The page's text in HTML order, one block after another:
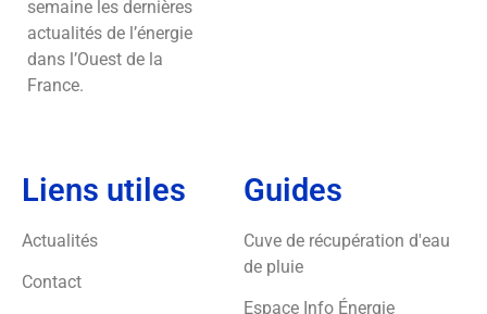
semaine les dernières
actualités de l’énergie
dans l’Ouest de la
France.
Liens utiles
Actualités
Contact
Guides
Cuve de récupération d'eau
de pluie
Espace Info Énergie